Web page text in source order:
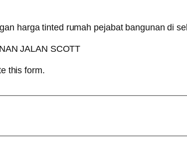
harga tinted rumah pejabat bangunan di
this form.